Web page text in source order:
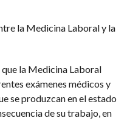
la Medicina Laboral y la
que la Medicina Laboral
exámenes médicos y
se produzcan en el estado
de su trabajo, en